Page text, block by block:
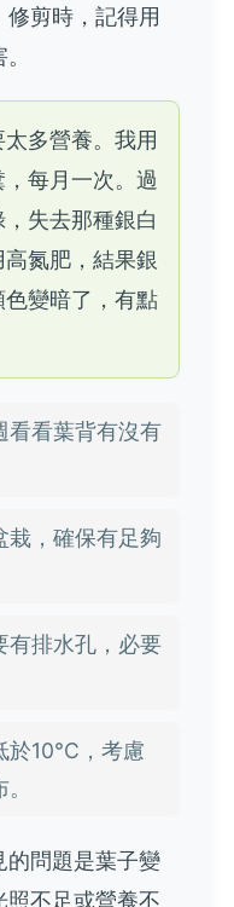
剪時，記得用
多營養。我用
每月一次。過
失去那種銀白
氮肥，結果銀
變暗了，有點
看看葉背有沒有
栽，確保有足夠
有排水孔，必要
10°C，考慮
的問題是葉子變
不足或營養不